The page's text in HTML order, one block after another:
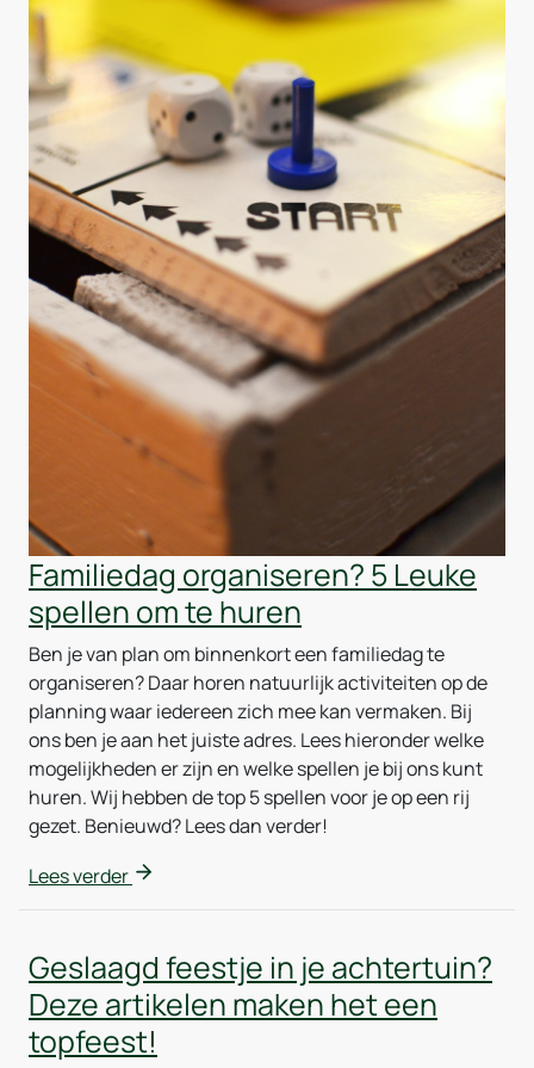
Familiedag organiseren? 5 Leuke
spellen om te huren
Ben je van plan om binnenkort een familiedag te
organiseren? Daar horen natuurlijk activiteiten op de
planning waar iedereen zich mee kan vermaken. Bij
ons ben je aan het juiste adres. Lees hieronder welke
mogelijkheden er zijn en welke spellen je bij ons kunt
huren. Wij hebben de top 5 spellen voor je op een rij
gezet. Benieuwd? Lees dan verder!
Lees verder
Geslaagd feestje in je achtertuin?
Deze artikelen maken het een
topfeest!